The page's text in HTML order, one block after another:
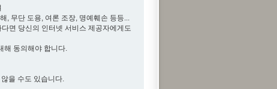
, 무단 도용, 여론 조장, 명예훼손 등등...
면 당신의 인터넷 서비스 제공자에게도
해 동의해야 합니다.
을 수도 있습니다.